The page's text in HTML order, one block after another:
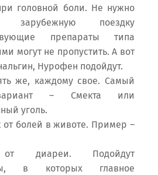
головной боли. Не нужно
поездку
препараты типа
могут не пропустить. А вот
Нурофен подойдут.
же, каждому свое. Самый
– Смекта или
уголь.
от болей в животе. Пример –
от диареи. Подойдут
в которых главное